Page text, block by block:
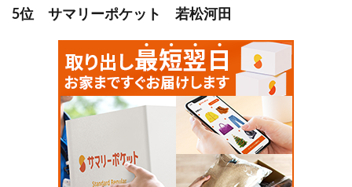
5位 サマリーポケット 若松河田